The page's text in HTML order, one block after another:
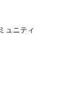
ュニティ